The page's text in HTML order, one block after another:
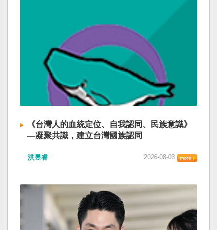
《台灣人的血統定位、自我認同、民族意識》
—凝聚共識，建立台灣國族認同
洪昱睿 2026-08-03